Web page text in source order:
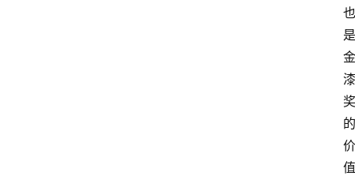
也
是
金
漆
奖
的
价
值